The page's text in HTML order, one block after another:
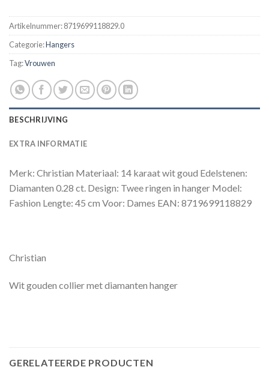
Artikelnummer:8719699118829.0
Categorie:Hangers
Tag:Vrouwen
BESCHRIJVING
EXTRA INFORMATIE
Merk: Christian Materiaal: 14 karaat wit goud Edelstenen:
Diamanten 0.28 ct. Design: Twee ringen in hanger Model:
Fashion Lengte: 45 cm Voor: Dames EAN: 8719699118829
Christian
Wit gouden collier met diamanten hanger
GERELATEERDE PRODUCTEN